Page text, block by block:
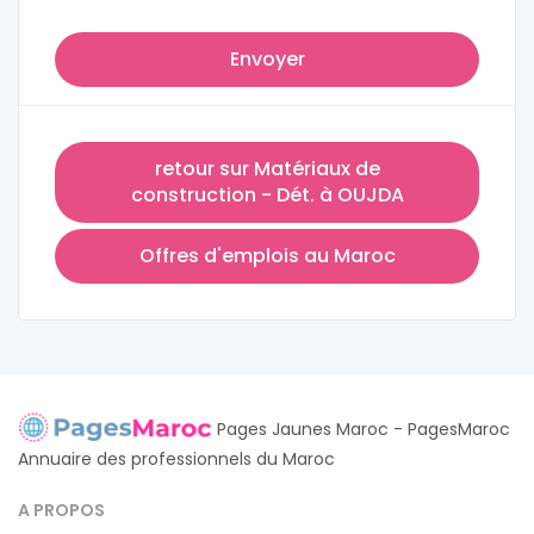
Envoyer
retour sur Matériaux de
construction - Dét. à OUJDA
Offres d'emplois au Maroc
Pages Jaunes Maroc - PagesMaroc
Annuaire des professionnels du Maroc
A PROPOS